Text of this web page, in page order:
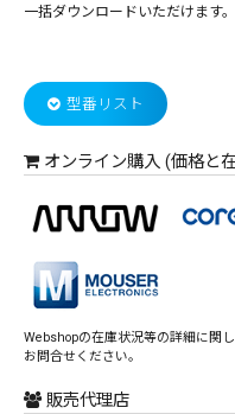
一括ダウンロードいただけます。
型番リスト
オンライン購入 (価格と
Webshopの在庫状況等の詳細に関
お問合せください。
販売代理店